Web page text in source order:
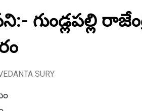
గుండ్లపల్లి
SURY